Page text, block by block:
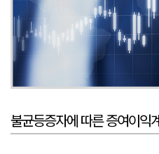
불균등증자에 따른 증여이익